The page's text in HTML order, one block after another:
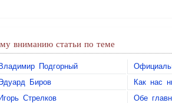
вниманию статьи по теме
Владимир Подгорный
Биров Как нас
Игорь Стрелков Обе